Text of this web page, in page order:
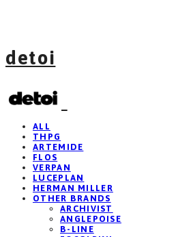
detoi
ALL
THPG
ARTEMIDE
FLOS
VERPAN
LUCEPLAN
HERMAN MILLER
OTHER BRANDS
ARCHIVIST
ANGLEPOISE
B-LINE